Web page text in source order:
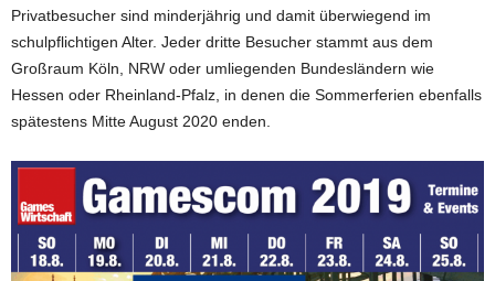
Privatbesucher sind minderjährig und damit überwiegend im
schulpflichtigen Alter. Jeder dritte Besucher stammt aus dem
Großraum Köln, NRW oder umliegenden Bundesländern wie
Hessen oder Rheinland-Pfalz, in denen die Sommerferien ebenfalls
spätestens Mitte August 2020 enden.